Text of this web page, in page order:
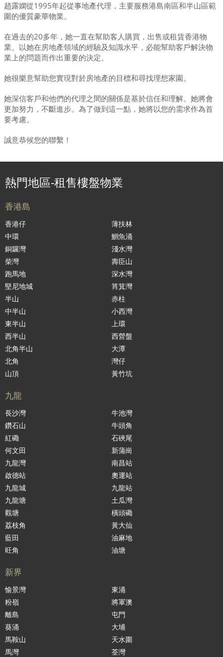
趙露嫻從1995年起從事地產代理，主要服務港島南區和半山區範
圍的優質豪華物業。
在過去的20多年，她一直在幫助客人購買，出售或租賃香港物
業。以她在房地產領域的經驗及知識水平，必能幫助客戶解決物
業上的問題而作出重要的決定。
她很樂意幫助您實現對於房地產的目標和尋找理想家園。
她深信客戶和他們的代理之間的關係是基於信任和理解。她將會
更加努力，不斷進步。為了做到這一點，她將以您的需求作為首
要考慮。
誠意恭候您的聯繫！
熱門地區-租售樓盤物業
香港島
香港仔
中環
銅鑼灣
柴灣
跑馬地
堅尼地城
半山
中半山
東半山
西半山
北角半山
北角
山頂
薄扶林
鰂魚涌
淺水灣
壽臣山
深水灣
筲箕灣
赤柱
小西灣
上環
西營盤
大潭
灣仔
黃竹坑
九龍
長沙灣
鑽石山
紅磡
何文田
九龍灣
啟德站
九龍城
九龍塘
觀塘
荔枝角
藍田
旺角
牛池灣
牛頭角
石硤尾
新蒲崗
南昌站
奧運站
九龍站
土瓜灣
橫頭磡
黃大仙
油麻地
油塘
新界
愉景灣
粉嶺
離島
葵涌
馬鞍山
馬灣
東涌
將軍澳
屯門
大埔
天水圍
荃灣